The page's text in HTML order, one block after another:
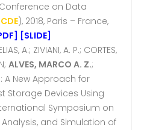
on Data
), 2018, Paris – France,
[SLIDE]
A.; ZIVIANI, A. P.; CORTES,
ALVES, MARCO A. Z.;
A New Approach for
Storage Devices Using
Symposium on
and Simulation of